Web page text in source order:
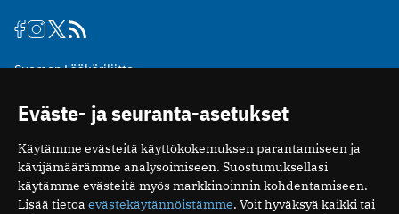
Suomen Lääkäriliitto
00510 Helsinki
puh. (09) 393 091
toimitus@potilaanlaakarilehti.fi
ISSN 2323-9476
Eväste- ja seuranta-asetukset
Käytämme evästeitä käyttökokemuksen parantamiseen ja
kävijämäärämme analysoimiseen. Suostumuksellasi
käytämme evästeitä myös markkinoinnin kohdentamiseen.
Lisää tietoa evästekäytännöistämme. Voit hyväksyä kaikki tai